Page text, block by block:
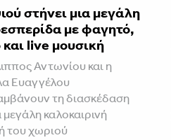
στήνει μια μεγάλη
με φαγητό,
live μουσική
Αντωνίου και η
Ευαγγέλου
τη διασκέδαση
μεγάλη καλοκαιρινή
του χωριού